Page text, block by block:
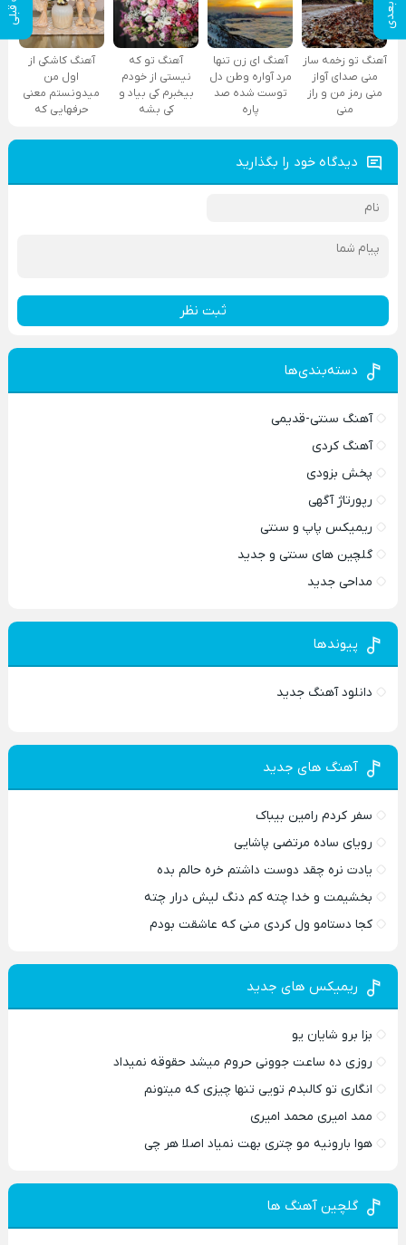
آهنگ تو زخمه ساز
منی صدای آواز
منی رمز من و راز
منی
آهنگ ای زن تنها
مرد آواره وطن دل
توست شده صد
پاره
آهنگ تو که
نیستی از خودم
بیخبرم کی بیاد و
کی بشه
آهنگ کاشکی از
اول من
میدونستم معنی
حرفهایی که
دیدگاه خود را بگذارید
ثبت نظر
دسته‌بندی‌ها
آهنگ سنتی-قدیمی
آهنگ کردی
پخش بزودی
رپورتاژ آگهی
ریمیکس پاپ و سنتی
گلچین های سنتی و جدید
مداحی جدید
پیوندها
دانلود آهنگ جدید
آهنگ های جدید
سفر کردم رامین بیباک
رویای ساده مرتضی پاشایی
یادت نره چقد دوست داشتم خره حالم بده
بخشیمت و خدا چته کم دنگ لیش درار چته
کجا دستامو ول کردی منی که عاشقت بودم
ریمیکس های جدید
بزا برو شایان یو
روزی ده ساعت جوونی حروم میشد حقوقه نمیداد
انگاری تو کالبدم تویی تنها چیزی که میتونم
ممد امیری محمد امیری
هوا بارونیه مو چتری بهت نمیاد اصلا هر چی
گلچین آهنگ ها